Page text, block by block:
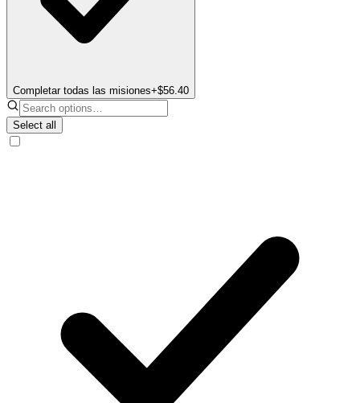
Completar todas las misiones+$56.40
Select all